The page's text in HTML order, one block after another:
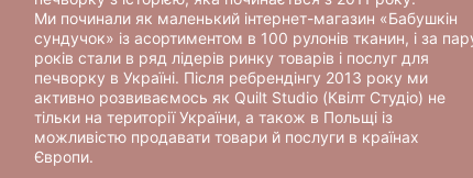
Ми починали як маленький інтернет-магазин «Бабушкін
сундучок» із асортиментом в 100 рулонів тканин, і за
років стали в ряд лідерів ринку товарів і послуг для
печворку в Україні. Після ребрендінгу 2013 року ми
активно розвиваємось як Quilt Studio (Квілт Студіо) не
тільки на території України, а також в Польщі із
можливістю продавати товари й послуги в країнах
Європи.